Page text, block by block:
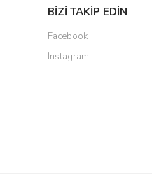
BİZİ TAKİP EDİN
Facebook
Instagram